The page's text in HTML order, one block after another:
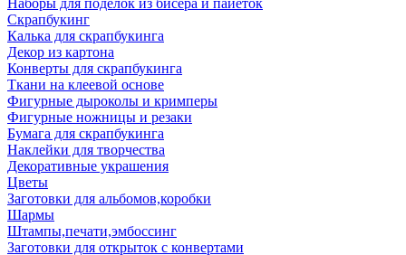
Наборы для поделок из бисера и пайеток
Скрапбукинг
Калька для скрапбукинга
Декор из картона
Конверты для скрапбукинга
Ткани на клеевой основе
Фигурные дыроколы и кримперы
Фигурные ножницы и резаки
Бумага для скрапбукинга
Наклейки для творчества
Декоративные украшения
Цветы
Заготовки для альбомов,коробки
Шармы
Штампы,печати,эмбоссинг
Заготовки для открыток с конвертами